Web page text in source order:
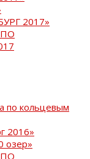
2017»
по кольцевым
2016»
озер»